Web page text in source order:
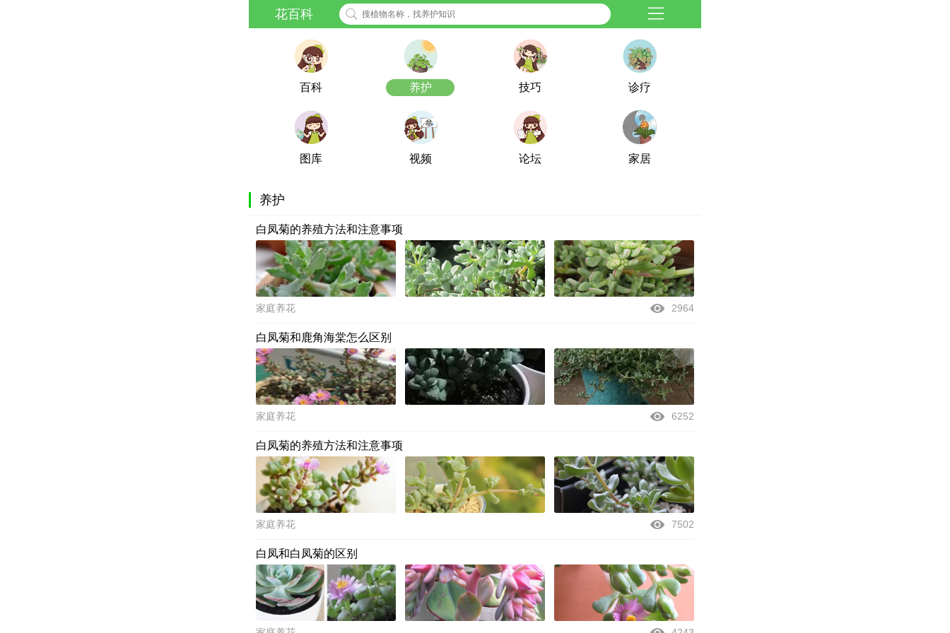
花百科
百科 养护 技巧 诊疗
图库 视频 论坛 家居
养护
白凤菊的养殖方法和注意事项
家庭养花 2964
白凤菊和鹿角海棠怎么区别
家庭养花 6252
白凤菊的养殖方法和注意事项
家庭养花 7502
白凤和白凤菊的区别